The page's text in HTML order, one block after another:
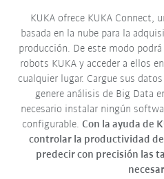
KUKA ofrece KUKA Connect,
basada en la nube para la
producción. De este modo
robots KUKA y acceder a ellos
cualquier lugar. Cargue sus
genere análisis de Big Data
necesario instalar ningún
configurable. Con la ayuda de
controlar la productividad
predecir con precisión las